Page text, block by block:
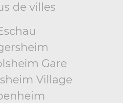
de villes
Gare
Village